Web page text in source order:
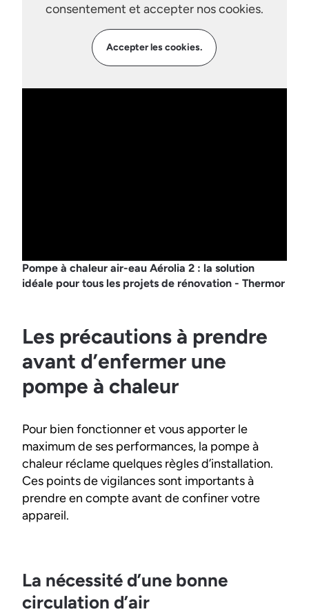
consentement et accepter nos cookies.
Accepter les cookies.
Pompe à chaleur air-eau Aérolia 2 : la solution
idéale pour tous les projets de rénovation - Thermor
Les précautions à prendre
avant d’enfermer une
pompe à chaleur
Pour bien fonctionner et vous apporter le
maximum de ses performances, la pompe à
chaleur réclame quelques règles d’installation.
Ces points de vigilances sont importants à
prendre en compte avant de confiner votre
appareil.
La nécessité d’une bonne
circulation d’air